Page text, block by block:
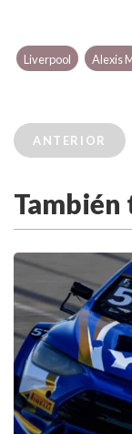
Liverpool Alexis
ANTERIOR
También